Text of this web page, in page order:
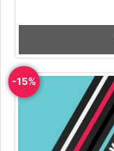
-15%